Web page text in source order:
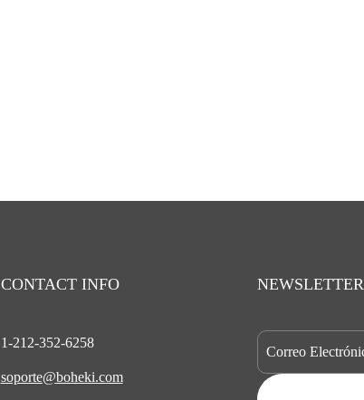
CONTACT INFO
1-212-352-6258
soporte@boheki.com
NEWSLETTER